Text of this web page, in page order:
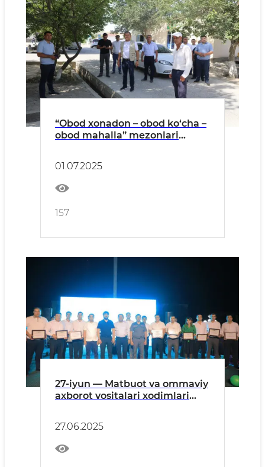
“Obod xonadon – obod ko‘cha –
obod mahalla” mezonlari
01.07.2025
157
27-iyun — Matbuot va ommaviy
axborot vositalari xodimlari
tashkil etildi.
27.06.2025